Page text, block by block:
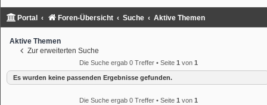
Portal Foren-Übersicht Suche Aktive Themen
Aktive Themen
Zur erweiterten Suche
Die Suche ergab 0 Treffer • Seite 1 von 1
Es wurden keine passenden Ergebnisse gefunden.
Die Suche ergab 0 Treffer • Seite 1 von 1